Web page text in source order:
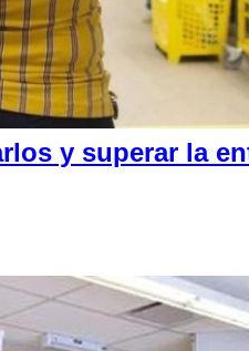
y superar la